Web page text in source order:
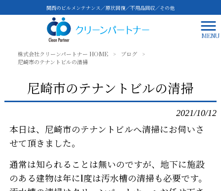
関西のビルメンテナンス／原状回復／不用品回収／その他
MENU
株式会社クリーンパートナー HOME > ブログ
>
尼崎市のテナントビルの清掃
尼崎市のテナントビルの清掃
2021/10/12
本日は、尼崎市のテナントビルへ清掃にお伺いさ
せて頂きました。
通常は知られることは無いのですが、地下に施設
のある建物は年に1度は汚水槽の清掃も必要です。